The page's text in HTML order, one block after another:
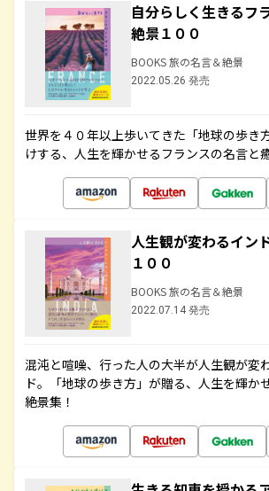
自分らしく生きるフ
絶景１００
BOOKS 旅の名言＆絶景
2022.05.26 発売
世界を４０年以上歩いてきた「地球の歩き
けする、人生を輝かせるフランスの名言と
人生観が変わるイン
１００
BOOKS 旅の名言＆絶景
2022.07.14 発売
混沌と喧噪、行った人の大半が人生観が変
ド。「地球の歩き方」が贈る、人生を輝か
絶景集！